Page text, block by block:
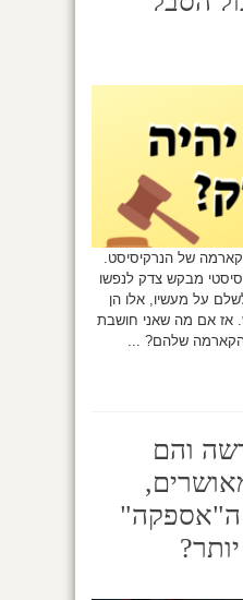
של הנרקיסיסט.
מבקש צדק לנפשו
על מעשיו, אלו הן
אז אם מה שאני חושבת
שלהם? ...
והם